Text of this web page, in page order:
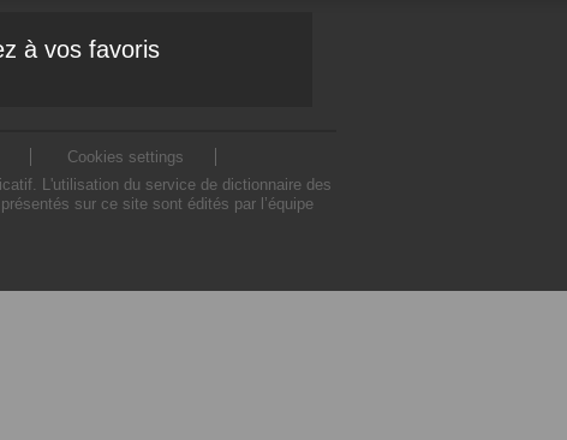
à vos favoris
Cookies settings
L'utilisation du service de dictionnaire des
sur ce site sont édités par l’équipe